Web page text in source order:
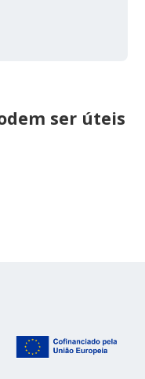
ser úteis